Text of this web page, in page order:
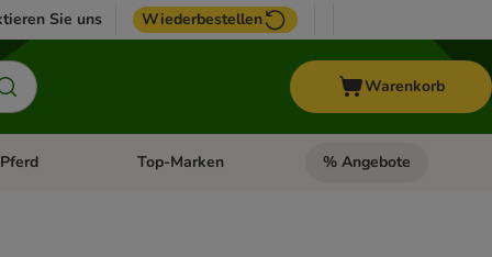
Sie uns Wiederbestellen
Warenkorb
Fisch Menü öffnen: Vogel
Pferd Kategorie-Menü öffnen: Pferd
Top-Marken Kategorie-Menü öffnen:
% Angebote